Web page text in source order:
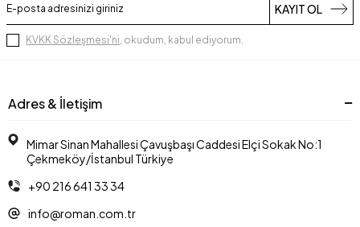
KAYIT OL
KVKK Sözleşmesi'ni , okudum, kabul ediyorum.
Adres & İletişim
Mimar Sinan Mahallesi Çavuşbaşı Caddesi Elçi Sokak No:1
Çekmeköy/İstanbul Türkiye
+90 216 641 33 34
info@roman.com.tr